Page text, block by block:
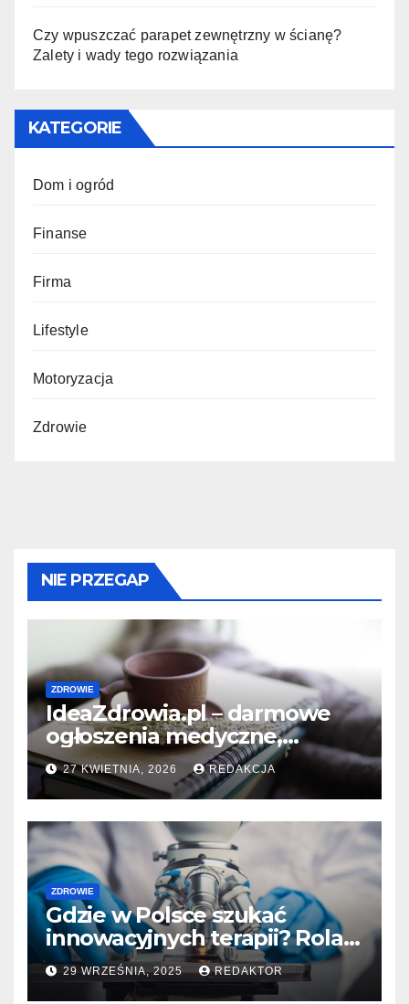
Czy wpuszczać parapet zewnętrzny w ścianę?
Zalety i wady tego rozwiązania
KATEGORIE
Dom i ogród
Finanse
Firma
Lifestyle
Motoryzacja
Zdrowie
NIE PRZEGAP
ZDROWIE
IdeaZdrowia.pl – darmowe
ogłoszenia medyczne,
ogłoszenia dla gabinetów,
ogłoszenia dla klinik i
ogłoszenia pracy w ochronie
zdrowia
27 KWIETNIA, 2026 REDAKCJA
ZDROWIE
Gdzie w Polsce szukać
innowacyjnych terapii? Rola
ośrodków badań klinicznych
29 WRZEŚNIA, 2025 REDAKTOR